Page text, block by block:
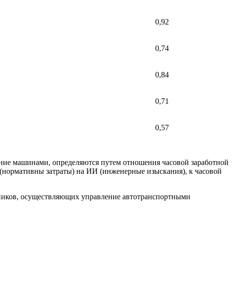
0,92
0,74
0,84
0,71
0,57
машинами, определяются путем отношения часовой заработной
затраты) на ИИ (инженерные изыскания), к часовой
осуществляющих управление автотранспортными